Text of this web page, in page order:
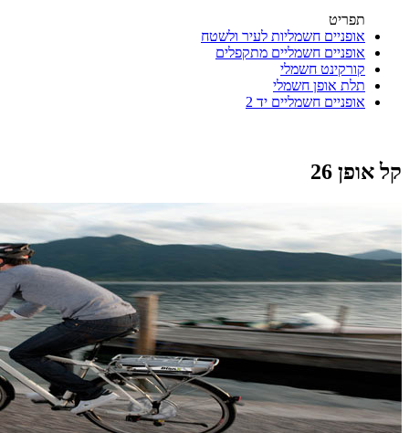
תפריט
אופניים חשמליות לעיר ולשטח
אופניים חשמליים מתקפלים
קורקינט חשמלי
תלת אופן חשמלי
אופניים חשמליים יד 2
קל אופן 26